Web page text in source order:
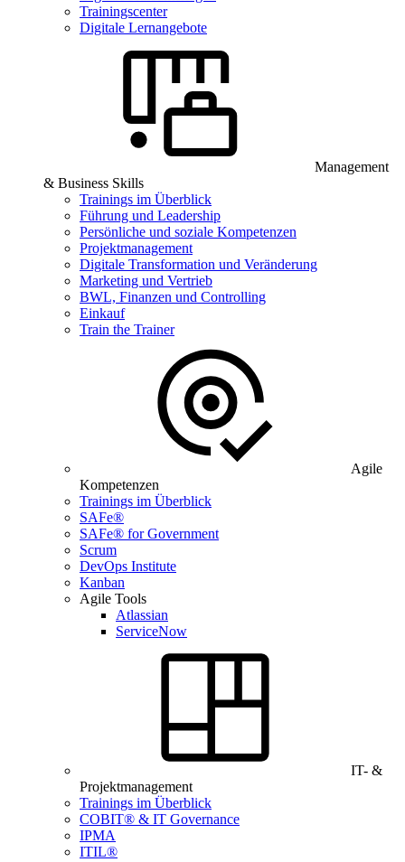
Trainingscenter
Digitale Lernangebote
Management
& Business Skills
Trainings im Überblick
Führung und Leadership
Persönliche und soziale Kompetenzen
Projektmanagement
Digitale Transformation und Veränderung
Marketing und Vertrieb
BWL, Finanzen und Controlling
Einkauf
Train the Trainer
Agile
Kompetenzen
Trainings im Überblick
SAFe®
SAFe® for Government
Scrum
DevOps Institute
Kanban
Agile Tools
Atlassian
ServiceNow
IT- &
Projektmanagement
Trainings im Überblick
COBIT® & IT Governance
IPMA
ITIL®